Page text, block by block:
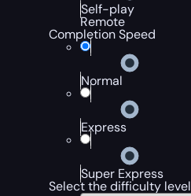
Self-play
Remote
Completion Speed
Normal
Express
Super Express
Select the difficulty level